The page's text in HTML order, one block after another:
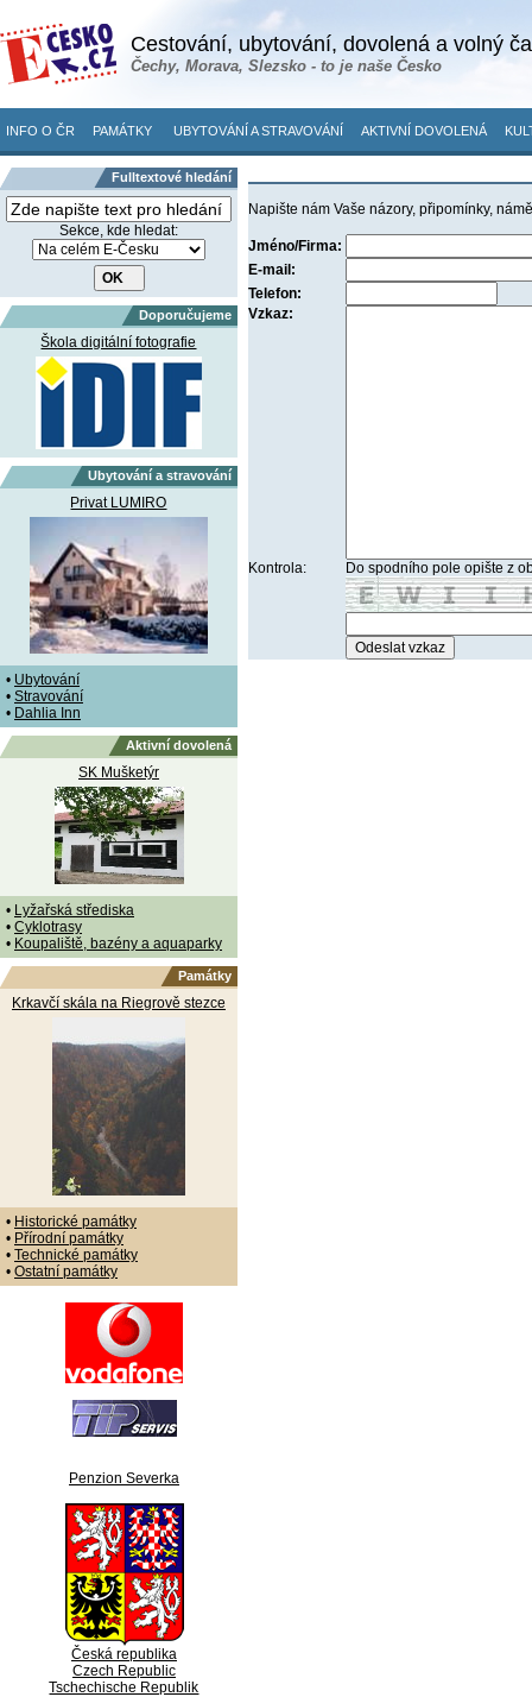
Cestování, ubytování, dovolená a volný
Čechy, Morava, Slezsko - to je naše Česko
INFO O ČR PAMÁTKY UBYTOVÁNÍ A STRAVOVÁNÍ AKTIVNÍ DOVOLENÁ
Fulltextové hledání
Sekce, kde hledat:
Doporučujeme
Škola digitální fotografie
Ubytování a stravování
Privat LUMIRO
• Ubytování
• Stravování
• Dahlia Inn
Aktivní dovolená
SK Mušketýr
• Lyžařská střediska
• Cyklotrasy
• Koupaliště, bazény a aquaparky
Památky
Krkavčí skála na Riegrově stezce
• Historické památky
• Přírodní památky
• Technické památky
• Ostatní památky
Penzion Severka
Česká republika
Czech Republic
Tschechische Republik
Napište nám Vaše názory, připomínky,
Jméno/Firma:
E-mail:
Telefon:
Vzkaz:
Kontrola: Do spodního pole opište z